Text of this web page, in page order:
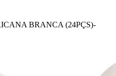
BRANCA (24PÇS)-